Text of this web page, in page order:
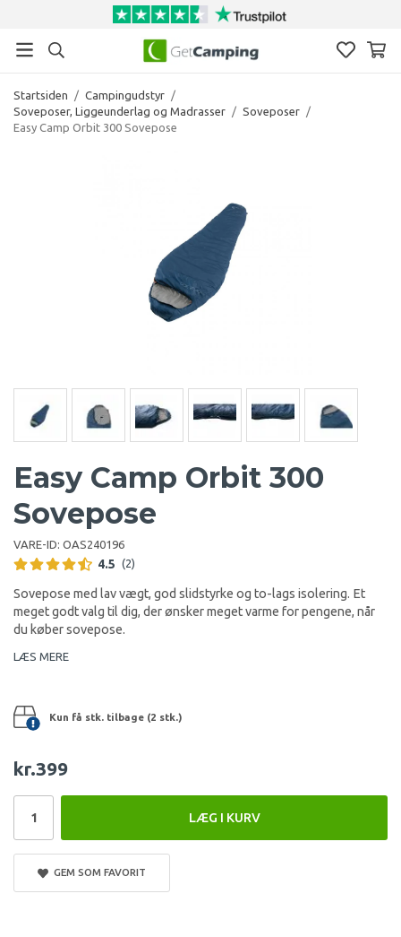
Startsiden / Campingudstyr /
Soveposer, Liggeunderlag og Madrasser / Soveposer /
Easy Camp Orbit 300 Sovepose
Easy Camp Orbit 300
Sovepose
VARE-ID: OAS240196
4.5 (2)
Sovepose med lav vægt, god slidstyrke og to-lags isolering. Et
meget godt valg til dig, der ønsker meget varme for pengene, når
du køber sovepose.
LÆS MERE
Kun få stk. tilbage (2 stk.)
kr.399
LÆG I KURV
GEM SOM FAVORIT